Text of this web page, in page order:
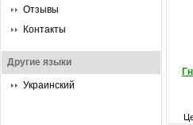
Отзывы
Контакты
Другие языки
Украинский